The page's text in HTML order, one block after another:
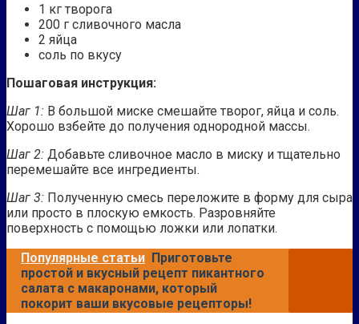
1 кг творога
200 г сливочного масла
2 яйца
соль по вкусу
Пошаговая инструкция:
Шаг 1: В большой миске смешайте творог, яйца и соль.
Хорошо взбейте до получения однородной массы.
Шаг 2: Добавьте сливочное масло в миску и тщательно
перемешайте все ингредиенты.
Шаг 3: Полученную смесь переложите в форму для сыра
или просто в плоскую емкость. Разровняйте
поверхность с помощью ложки или лопатки.
Популярные статьи Приготовьте
простой и вкусный рецепт пикантного
салата с макаронами, который
покорит ваши вкусовые рецепторы!